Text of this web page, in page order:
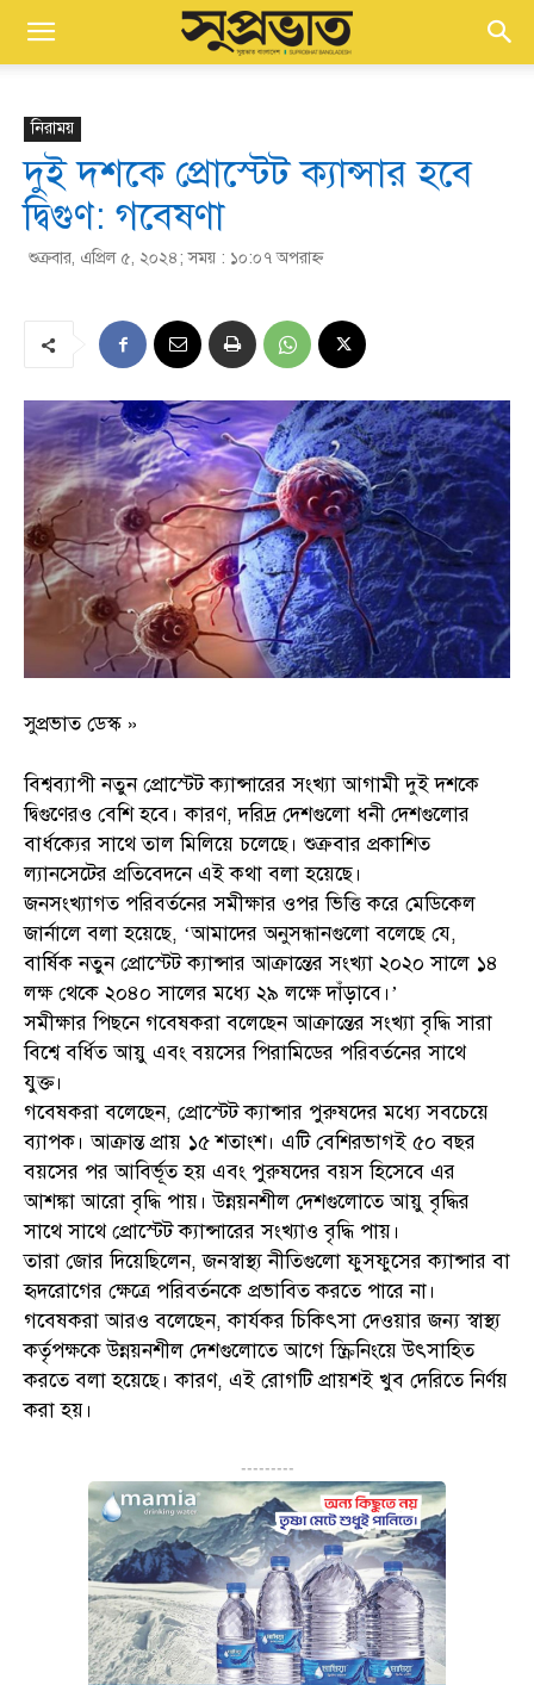
নিরাময়
দুই দশকে প্রোস্টেট ক্যান্সার হবে
দ্বিগুণ: গবেষণা
শুক্রবার, এপ্রিল ৫, ২০২৪; সময় : ১০:০৭ অপরাহ্ণ
সুপ্রভাত ডেস্ক »
বিশ্বব্যাপী নতুন প্রোস্টেট ক্যান্সারের সংখ্যা আগামী দুই দশকে
দ্বিগুণেরও বেশি হবে। কারণ, দরিদ্র দেশগুলো ধনী দেশগুলোর
বার্ধক্যের সাথে তাল মিলিয়ে চলেছে। শুক্রবার প্রকাশিত
ল্যানসেটের প্রতিবেদনে এই কথা বলা হয়েছে।
জনসংখ্যাগত পরিবর্তনের সমীক্ষার ওপর ভিত্তি করে মেডিকেল
জার্নালে বলা হয়েছে, ‘আমাদের অনুসন্ধানগুলো বলেছে যে,
বার্ষিক নতুন প্রোস্টেট ক্যান্সার আক্রান্তের সংখ্যা ২০২০ সালে ১৪
লক্ষ থেকে ২০৪০ সালের মধ্যে ২৯ লক্ষে দাঁড়াবে।’
সমীক্ষার পিছনে গবেষকরা বলেছেন আক্রান্তের সংখ্যা বৃদ্ধি সারা
বিশ্বে বর্ধিত আয়ু এবং বয়সের পিরামিডের পরিবর্তনের সাথে
যুক্ত।
গবেষকরা বলেছেন, প্রোস্টেট ক্যান্সার পুরুষদের মধ্যে সবচেয়ে
ব্যাপক। আক্রান্ত প্রায় ১৫ শতাংশ। এটি বেশিরভাগই ৫০ বছর
বয়সের পর আবির্ভূত হয় এবং পুরুষদের বয়স হিসেবে এর
আশঙ্কা আরো বৃদ্ধি পায়। উন্নয়নশীল দেশগুলোতে আয়ু বৃদ্ধির
সাথে সাথে প্রোস্টেট ক্যান্সারের সংখ্যাও বৃদ্ধি পায়।
তারা জোর দিয়েছিলেন, জনস্বাস্থ্য নীতিগুলো ফুসফুসের ক্যান্সার বা
হৃদরোগের ক্ষেত্রে পরিবর্তনকে প্রভাবিত করতে পারে না।
গবেষকরা আরও বলেছেন, কার্যকর চিকিৎসা দেওয়ার জন্য স্বাস্থ্য
কর্তৃপক্ষকে উন্নয়নশীল দেশগুলোতে আগে স্ক্রিনিংয়ে উৎসাহিত
করতে বলা হয়েছে। কারণ, এই রোগটি প্রায়শই খুব দেরিতে নির্ণয়
করা হয়।
---------